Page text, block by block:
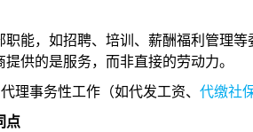
，如招聘、培训、薪酬福利管理等
供的是服务，而非直接的劳动力。
事务性工作（如代发工资、 代缴社
点